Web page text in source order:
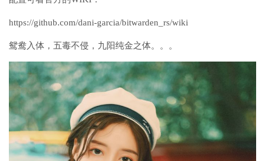
https://github.com/dani-garcia/bitwarden_rs/wiki
鸳鸯入体，五毒不侵，九阳纯金之体。。。